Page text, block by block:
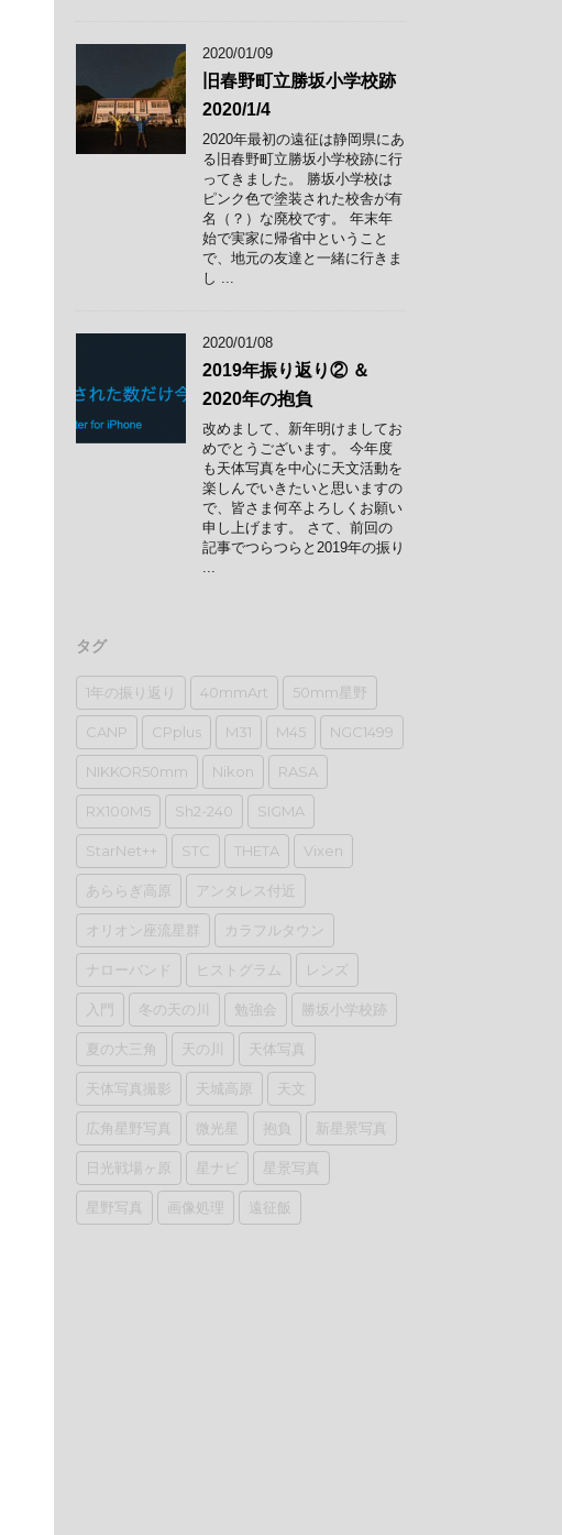
2020/01/09
旧春野町立勝坂小学校跡
2020/1/4
2020年最初の遠征は静岡県にあ
る旧春野町立勝坂小学校跡に行
ってきました。 勝坂小学校は
ピンク色で塗装された校舎が有
名（？）な廃校です。 年末年
始で実家に帰省中ということ
で、地元の友達と一緒に行きま
し ...
2020/01/08
2019年振り返り② ＆
2020年の抱負
改めまして、新年明けましてお
めでとうございます。 今年度
も天体写真を中心に天文活動を
楽しんでいきたいと思いますの
で、皆さま何卒よろしくお願い
申し上げます。 さて、前回の
記事でつらつらと2019年の振り
...
タグ
1年の振り返り 40mmArt 50mm星野
CANP CPplus M31 M45 NGC1499
NIKKOR50mm Nikon RASA
RX100M5 Sh2-240 SIGMA
StarNet++ STC THETA Vixen
あららぎ高原 アンタレス付近
オリオン座流星群 カラフルタウン
ナローバンド ヒストグラム レンズ
入門 冬の天の川 勉強会 勝坂小学校跡
夏の大三角 天の川 天体写真
天体写真撮影 天城高原 天文
広角星野写真 微光星 抱負 新星景写真
日光戦場ヶ原 星ナビ 星景写真
星野写真 画像処理 遠征飯